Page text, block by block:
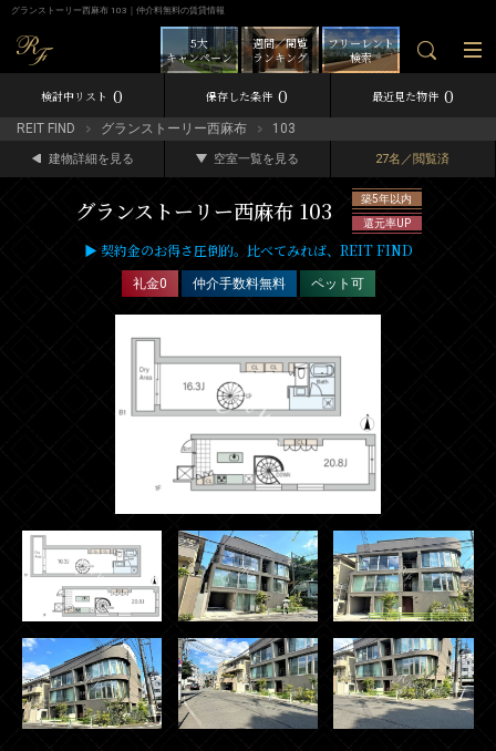
グランストーリー西麻布 103｜仲介料無料の賃貸情報
フリーレント
検索
週間／閲覧
ランキング
5大
キャンペーン
検討中リスト 0 保存した条件 0 最近見た物件 0
REIT FIND グランストーリー西麻布 103
建物詳細を見る 空室一覧を見る 27名／閲覧済
グランストーリー西麻布 103
築5年以内
還元率UP
▶ 契約金のお得さ圧倒的。比べてみれば、REIT FIND
礼金0 仲介手数料無料 ペット可